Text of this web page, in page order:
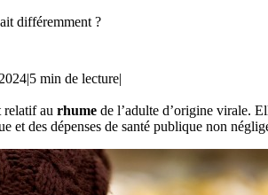
différemment ?
|5 min de lecture|
relatif au rhume de l’adulte d’origine virale.
et des dépenses de santé publique non